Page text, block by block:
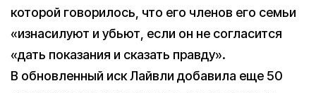
которой говорилось, что его членов его семьи
«изнасилуют и убьют, если он не согласится
«дать показания и сказать правду».
В обновленный иск Лайвли добавила еще 50